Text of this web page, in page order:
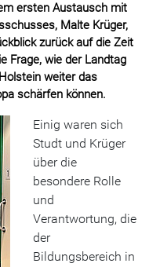
ersten Austausch mit
Malte Krüger,
zurück auf die Zeit
Frage, wie der Landtag
weiter das
schärfen können.
Einig waren sich
Studt und Krüger
über die
besondere Rolle
und
Verantwortung, die
der
Bildungsbereich in